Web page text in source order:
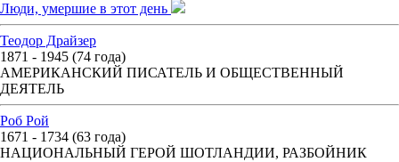
Люди, умершие в этот день
Теодор Драйзер
1871 - 1945 (74 года)
АМЕРИКАНСКИЙ ПИСАТЕЛЬ И ОБЩЕСТВЕННЫЙ
ДЕЯТЕЛЬ
Роб Рой
1671 - 1734 (63 года)
НАЦИОНАЛЬНЫЙ ГЕРОЙ ШОТЛАНДИИ, РАЗБОЙНИК